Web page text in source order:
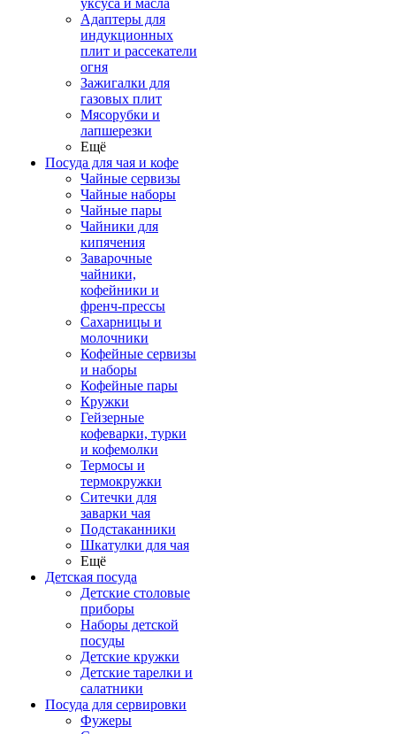
уксуса и масла
Адаптеры для
индукционных
плит и рассекатели
огня
Зажигалки для
газовых плит
Мясорубки и
лапшерезки
Ещё
Посуда для чая и кофе
Чайные сервизы
Чайные наборы
Чайные пары
Чайники для
кипячения
Заварочные
чайники,
кофейники и
френч-прессы
Сахарницы и
молочники
Кофейные сервизы
и наборы
Кофейные пары
Кружки
Гейзерные
кофеварки, турки
и кофемолки
Термосы и
термокружки
Ситечки для
заварки чая
Подстаканники
Шкатулки для чая
Ещё
Детская посуда
Детские столовые
приборы
Наборы детской
посуды
Детские кружки
Детские тарелки и
салатники
Посуда для сервировки
Фужеры